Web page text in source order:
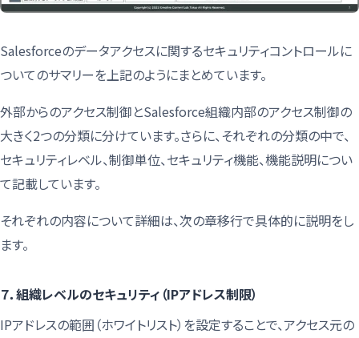
Salesforceのデータアクセスに関するセキュリティコントロールに
ついてのサマリーを上記のようにまとめています。
外部からのアクセス制御とSalesforce組織内部のアクセス制御の
大きく2つの分類に分けています。さらに、それぞれの分類の中で、
セキュリティレベル、制御単位、セキュリティ機能、機能説明につい
て記載しています。
それぞれの内容について詳細は、次の章移行で具体的に説明をし
ます。
７．組織レベルのセキュリティ（IPアドレス制限）
IPアドレスの範囲（ホワイトリスト）を設定することで、アクセス元の